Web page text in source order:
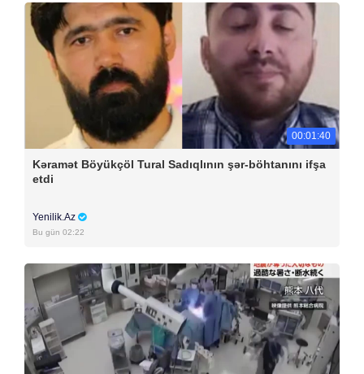
00:01:40
Kəramət Böyükçöl Tural Sadıqlının şər-böhtanını ifşa
etdi
Yenilik.Az
Bu gün 02:22